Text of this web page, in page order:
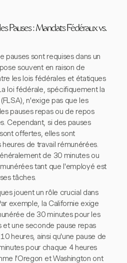
Pauses : Mandats Fédéraux vs.
pauses sont requises dans un
souvent en raison de
les lois fédérales et étatiques
loi fédérale, spécifiquement la
n'exige pas que les
pauses repas ou de repos
Cependant, si des pauses
offertes, elles sont
de travail rémunérées.
de 30 minutes ou
tant que l'employé est
tâches.
jouent un rôle crucial dans
exemple, la Californie exige
de 30 minutes pour les
et une seconde pause repas
heures, ainsi qu'une pause de
pour chaque 4 heures
l'Oregon et Washington ont